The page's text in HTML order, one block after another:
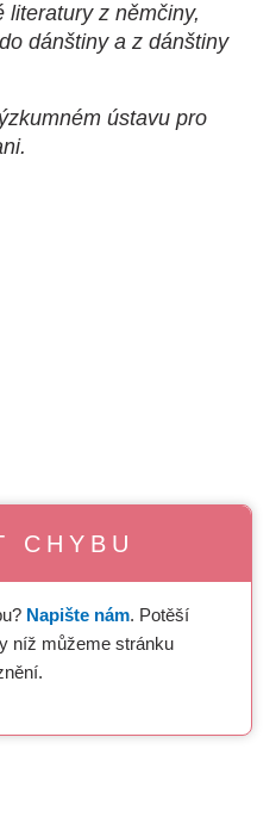
literatury z němčiny,
dánštiny a z dánštiny
ústavu pro
CHYBU
Napište nám. Potěší
níž můžeme stránku